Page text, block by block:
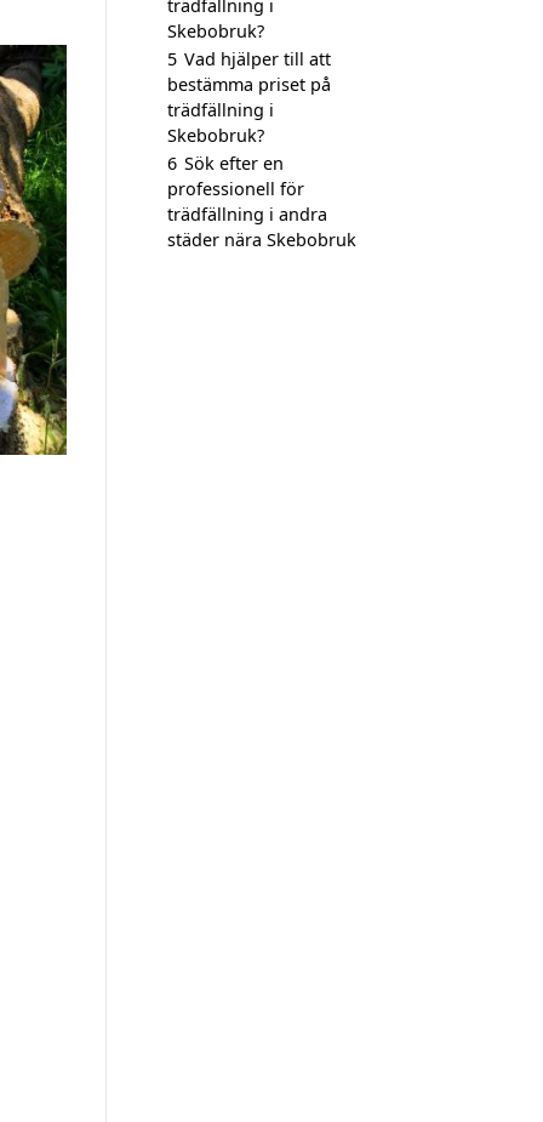
trädfällning i
Skebobruk?
5 Vad hjälper till att
bestämma priset på
trädfällning i
Skebobruk?
6 Sök efter en
professionell för
trädfällning i andra
städer nära Skebobruk